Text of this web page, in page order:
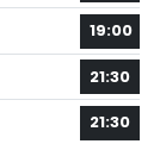
19:00
21:30
21:30